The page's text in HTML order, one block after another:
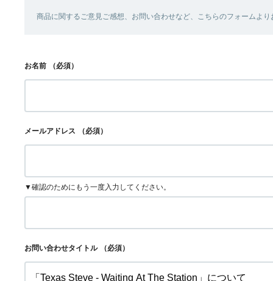
商品に関するご意見ご感想、お問い合わせなど、こちらのフォームよ
お名前 （必須）
メールアドレス （必須）
▼確認のためにもう一度入力してください。
お問い合わせタイトル （必須）